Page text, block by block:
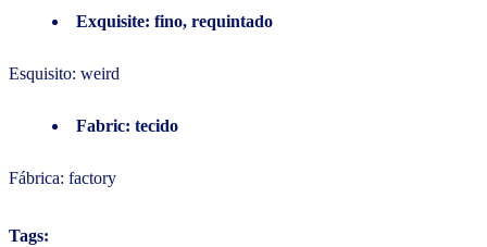
Exquisite: fino, requintado
Esquisito: weird
Fabric: tecido
Fábrica: factory
Tags: